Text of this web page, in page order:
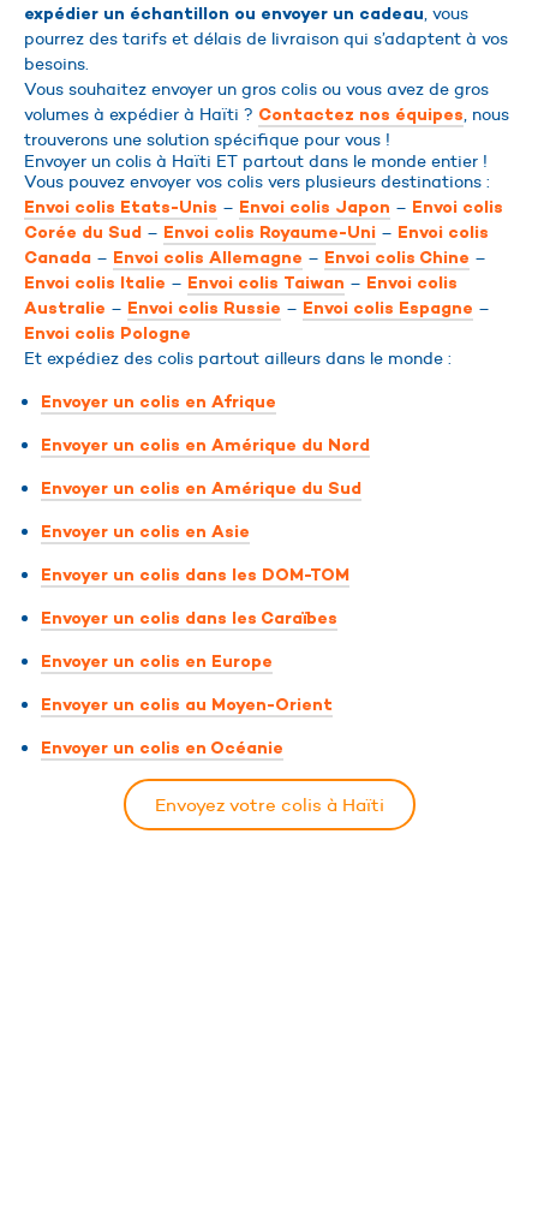
expédier un échantillon ou envoyer un cadeau, vous
pourrez des tarifs et délais de livraison qui s’adaptent à vos
besoins.
Vous souhaitez envoyer un gros colis ou vous avez de gros
volumes à expédier à Haïti ? Contactez nos équipes, nous
trouverons une solution spécifique pour vous !
Envoyer un colis à Haïti ET partout dans le monde entier !
Vous pouvez envoyer vos colis vers plusieurs destinations :
Envoi colis Etats-Unis – Envoi colis Japon – Envoi colis
Corée du Sud – Envoi colis Royaume-Uni – Envoi colis
Canada – Envoi colis Allemagne – Envoi colis Chine –
Envoi colis Italie – Envoi colis Taiwan – Envoi colis
Australie – Envoi colis Russie – Envoi colis Espagne –
Envoi colis Pologne
Et expédiez des colis partout ailleurs dans le monde :
Envoyer un colis en Afrique
Envoyer un colis en Amérique du Nord
Envoyer un colis en Amérique du Sud
Envoyer un colis en Asie
Envoyer un colis dans les DOM-TOM
Envoyer un colis dans les Caraïbes
Envoyer un colis en Europe
Envoyer un colis au Moyen-Orient
Envoyer un colis en Océanie
Envoyez votre colis à Haïti